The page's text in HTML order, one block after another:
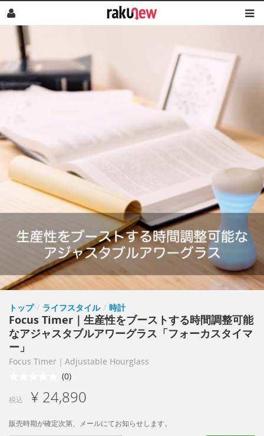
トップ / ライフスタイル / 時計
Focus Timer｜生産性をブーストする時間調整可能
なアジャスタブルアワーグラス「フォーカスタイマ
ー」
Focus Timer｜Adjustable Hourglass
(0)
税込 ¥ 24,890
販売時期が確定次第、メールにてお知らせします。